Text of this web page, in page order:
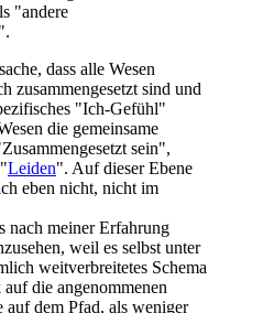
"andere
dass alle Wesen
zusammengesetzt sind und
"Ich-Gefühl"
die gemeinsame
sein",
Leiden". Auf dieser Ebene
eben nicht, nicht im
nach meiner Erfahrung
weil es selbst unter
weitverbreitetes Schema
die angenommenen
auf dem Pfad, als weniger